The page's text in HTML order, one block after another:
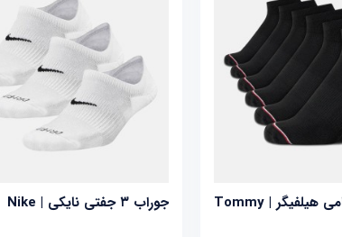
جوراب ۶ جفتی تامی هیلفیگر | Tommy
جوراب ۳ جفتی نایکی | Nike